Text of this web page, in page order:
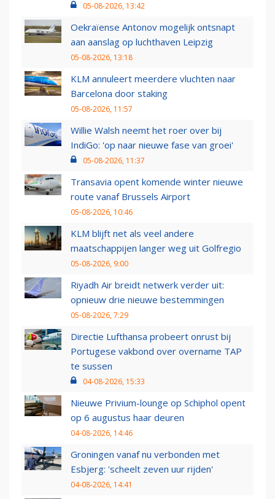
05-08-2026, 13:42
Oekraïense Antonov mogelijk ontsnapt
aan aanslag op luchthaven Leipzig
05-08-2026, 13:18
KLM annuleert meerdere vluchten naar
Barcelona door staking
05-08-2026, 11:57
Willie Walsh neemt het roer over bij
IndiGo: 'op naar nieuwe fase van groei'
05-08-2026, 11:37
Transavia opent komende winter nieuwe
route vanaf Brussels Airport
05-08-2026, 10:46
KLM blijft net als veel andere
maatschappijen langer weg uit Golfregio
05-08-2026, 9:00
Riyadh Air breidt netwerk verder uit:
opnieuw drie nieuwe bestemmingen
05-08-2026, 7:29
Directie Lufthansa probeert onrust bij
Portugese vakbond over overname TAP
te sussen
04-08-2026, 15:33
Nieuwe Privium-lounge op Schiphol opent
op 6 augustus haar deuren
04-08-2026, 14:46
Groningen vanaf nu verbonden met
Esbjerg: 'scheelt zeven uur rijden'
04-08-2026, 14:41